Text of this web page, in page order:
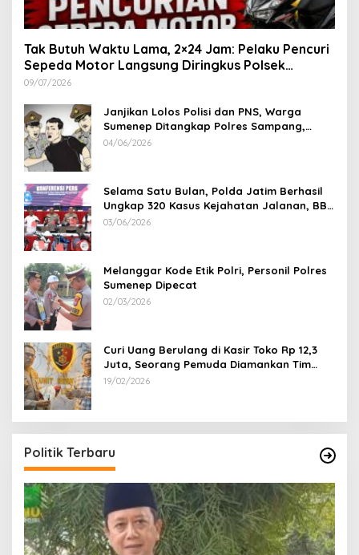
Tak Butuh Waktu Lama, 2×24 Jam: Pelaku Pencuri
Sepeda Motor Langsung Diringkus Polsek
Lenteng di Wilayah Manding
09/07/2026
Janjikan Lolos Polisi dan PNS, Warga
Sumenep Ditangkap Polres Sampang,
Korban Rugi Rp 600 juta
04/06/2026
Selama Satu Bulan, Polda Jatim Berhasil
Ungkap 320 Kasus Kejahatan Jalanan, BB
100 Sepeda Motor dan 12 Mobil Diamankan
03/06/2026
Melanggar Kode Etik Polri, Personil Polres
Sumenep Dipecat
02/03/2026
Curi Uang Berulang di Kasir Toko Rp 12,3
Juta, Seorang Pemuda Diamankan Tim
Reskrim Polsek Lenteng Sumenep
19/02/2026
Politik Terbaru